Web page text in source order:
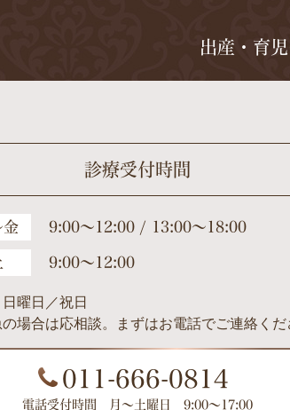
出産・育
診療受付時間
金 9:00～12:00 / 13:00～18:00
9:00～12:00
曜日／祝日
場合は応相談。まずはお電話でご連絡くだ
011-666-0814
電話受付時間 月～土曜日 9:00～17:00